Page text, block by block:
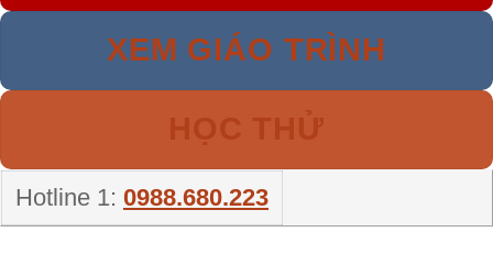
XEM GIÁO TRÌNH
Hotline 1: 0988.680.223